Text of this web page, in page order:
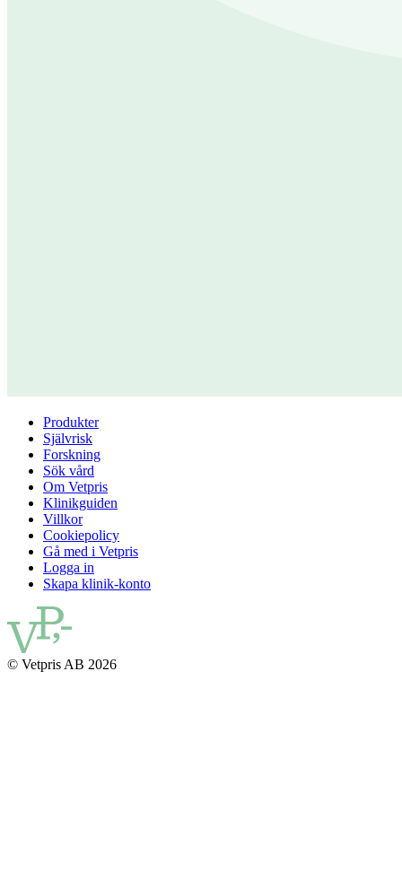
Produkter
Självrisk
Forskning
Sök vård
Om Vetpris
Klinikguiden
Villkor
Cookiepolicy
Gå med i Vetpris
Logga in
Skapa klinik-konto
© Vetpris AB 2026